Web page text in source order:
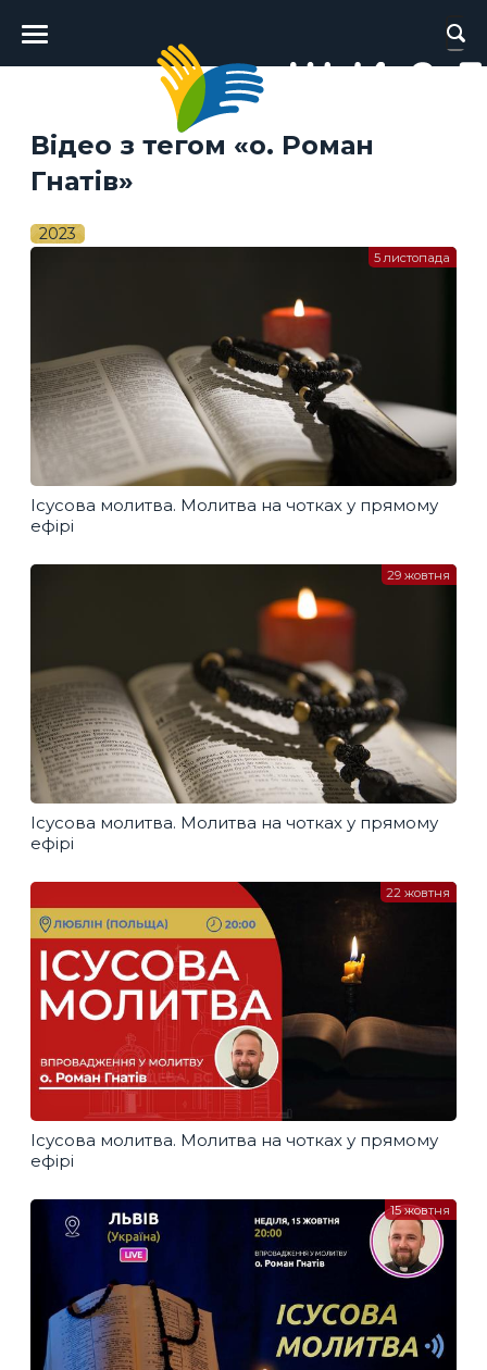
Головне
меню
Відео з тегом «о. Роман
Гнатів»
2023
Ісусова молитва. Молитва на чотках у прямому
ефірі
5 листопада
Ісусова молитва. Молитва на чотках у прямому
ефірі
29 жовтня
Ісусова молитва. Молитва на чотках у прямому
ефірі
22 жовтня
15 жовтня